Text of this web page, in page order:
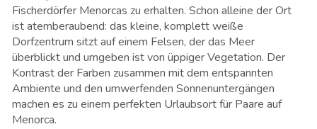
Fischerdörfer Menorcas zu erhalten. Schon alleine der Ort
ist atemberaubend: das kleine, komplett weiße
Dorfzentrum sitzt auf einem Felsen, der das Meer
überblickt und umgeben ist von üppiger Vegetation. Der
Kontrast der Farben zusammen mit dem entspannten
Ambiente und den umwerfenden Sonnenuntergängen
machen es zu einem perfekten Urlaubsort für Paare auf
Menorca.